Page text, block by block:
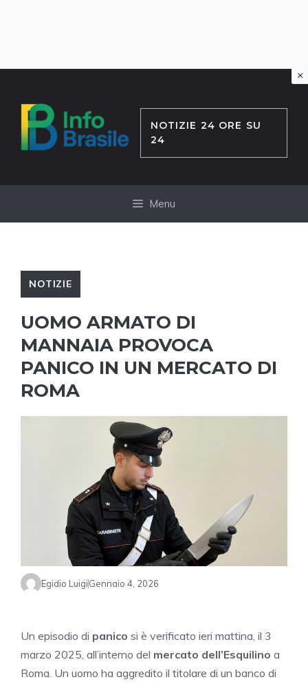
contenuto
NOTIZIE 24 ORE SU
24
Menu
NOTIZIE
UOMO ARMATO DI
MANNAIA PROVOCA
PANICO IN UN MERCATO DI
ROMA
Egidio LuigiGennaio 4, 2026
Un episodio di panico si è verificato ieri mattina, il 3
marzo 2025, all’interno del mercato dell’Esquilino a
Roma. Un uomo ha aggredito il titolare di un banco di
×